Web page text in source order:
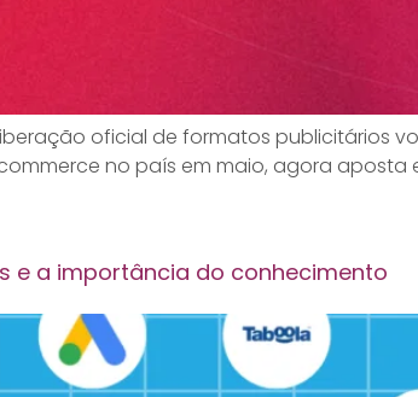
oficial de formatos publicitários
no país em maio, agora aposta
e a importância do conhecimento